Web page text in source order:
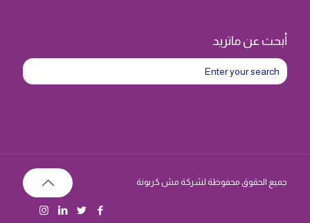
أبحث عن ماتريد
جميع الحقوق محفوظة لشركة مش كربونة